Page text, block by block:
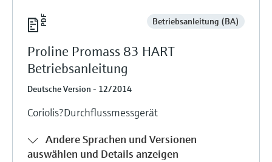
Betriebsanleitung (BA)
Proline Promass 83 HART
Betriebsanleitung
Deutsche Version - 12/2014
Coriolis?Durchflussmessgerät
Andere Sprachen und Versionen
auswählen und Details anzeigen